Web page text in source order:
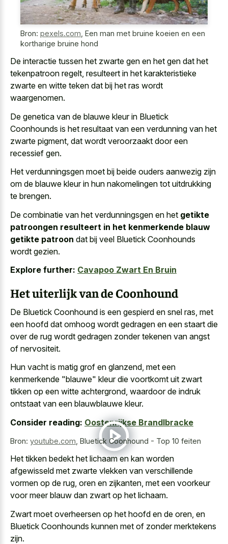
Bron: pexels.com Een man met bruine koeien en een
kortharige bruine hond
De interactie tussen het zwarte gen en het gen dat het
tekenpatroon regelt, resulteert in het karakteristieke
zwarte en witte teken dat bij het ras wordt
waargenomen.
De genetica van de blauwe kleur in Bluetick
Coonhounds is het resultaat van een verdunning van het
zwarte pigment, dat wordt veroorzaakt door een
recessief gen.
Het verdunningsgen moet bij beide ouders aanwezig zijn
om de blauwe kleur in hun nakomelingen tot uitdrukking
te brengen.
De combinatie van het verdunningsgen en het getikte
patroongen resulteert in het kenmerkende blauw
getikte patroon dat bij veel Bluetick Coonhounds
wordt gezien.
Explore further: Cavapoo Zwart En Bruin
Het uiterlijk van de Coonhound
De Bluetick Coonhound is een gespierd en snel ras, met
een hoofd dat omhoog wordt gedragen en een staart die
over de rug wordt gedragen zonder tekenen van angst
of nervositeit.
Hun vacht is matig grof en glanzend, met een
kenmerkende "blauwe" kleur die voortkomt uit zwart
tikken op een witte achtergrond, waardoor de indruk
ontstaat van een blauwblauwe kleur.
Consider reading: Oostenrijkse Brandlbracke
Bron: youtube.com Bluetick Coonhound - Top 10 feiten
Het tikken bedekt het lichaam en kan worden
afgewisseld met zwarte vlekken van verschillende
vormen op de rug, oren en zijkanten, met een voorkeur
voor meer blauw dan zwart op het lichaam.
Zwart moet overheersen op het hoofd en de oren, en
Bluetick Coonhounds kunnen met of zonder merktekens
zijn.